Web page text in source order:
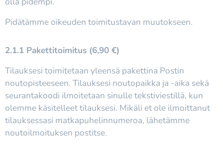
Pidätämme oikeuden toimitustavan muutokseen.
2.1.1 Pakettitoimitus (6,90 €)
Tilauksesi toimitetaan yleensä pakettina Postin
noutopisteeseen. Tilauksesi noutopaikka ja -aika sekä
seurantakoodi ilmoitetaan sinulle tekstiviestillä, kun
olemme käsitelleet tilauksesi. Mikäli et ole ilmoittanut
tilauksessasi matkapuhelinnumeroa, lähetämme
noutoilmoituksen postitse.